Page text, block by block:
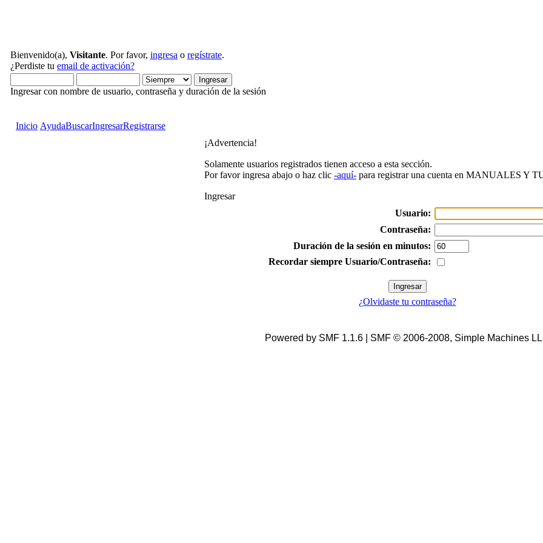
Bienvenido(a), Visitante. Por favor, ingresa o regístrate.
¿Perdiste tu email de activación?
Ingresar con nombre de usuario, contraseña y duración de la sesión
Inicio AyudaBuscarIngresarRegistrarse
¡Advertencia!
Solamente usuarios registrados tienen acceso a esta sección.
Por favor ingresa abajo o haz clic -aquí- para registrar una cuenta en MANUALES Y
Ingresar
Usuario:
Contraseña:
Duración de la sesión en minutos:
Recordar siempre Usuario/Contraseña:
¿Olvidaste tu contraseña?
Powered by SMF 1.1.6 | SMF © 2006-2008, Simple Machines